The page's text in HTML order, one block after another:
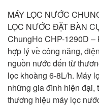
MÁY LỌC NƯỚC
LỌC NƯỚC ĐẶT BÀN
ChungHo CHP-1290D –
hợp lý về công năng,
nguồn nước đến từ
lọc khoàng 6-8L/h. Máy
những gia đình hiện đại,
thương hiệu máy lọc